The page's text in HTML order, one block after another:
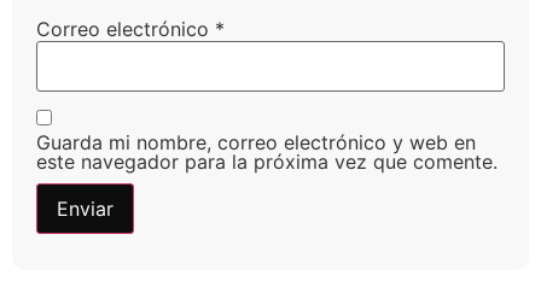
Correo electrónico *
Guarda mi nombre, correo electrónico y web en
este navegador para la próxima vez que comente.